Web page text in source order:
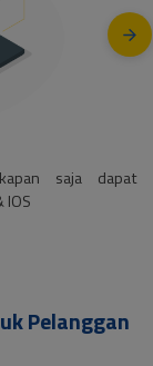
saja dapat
Pelanggan